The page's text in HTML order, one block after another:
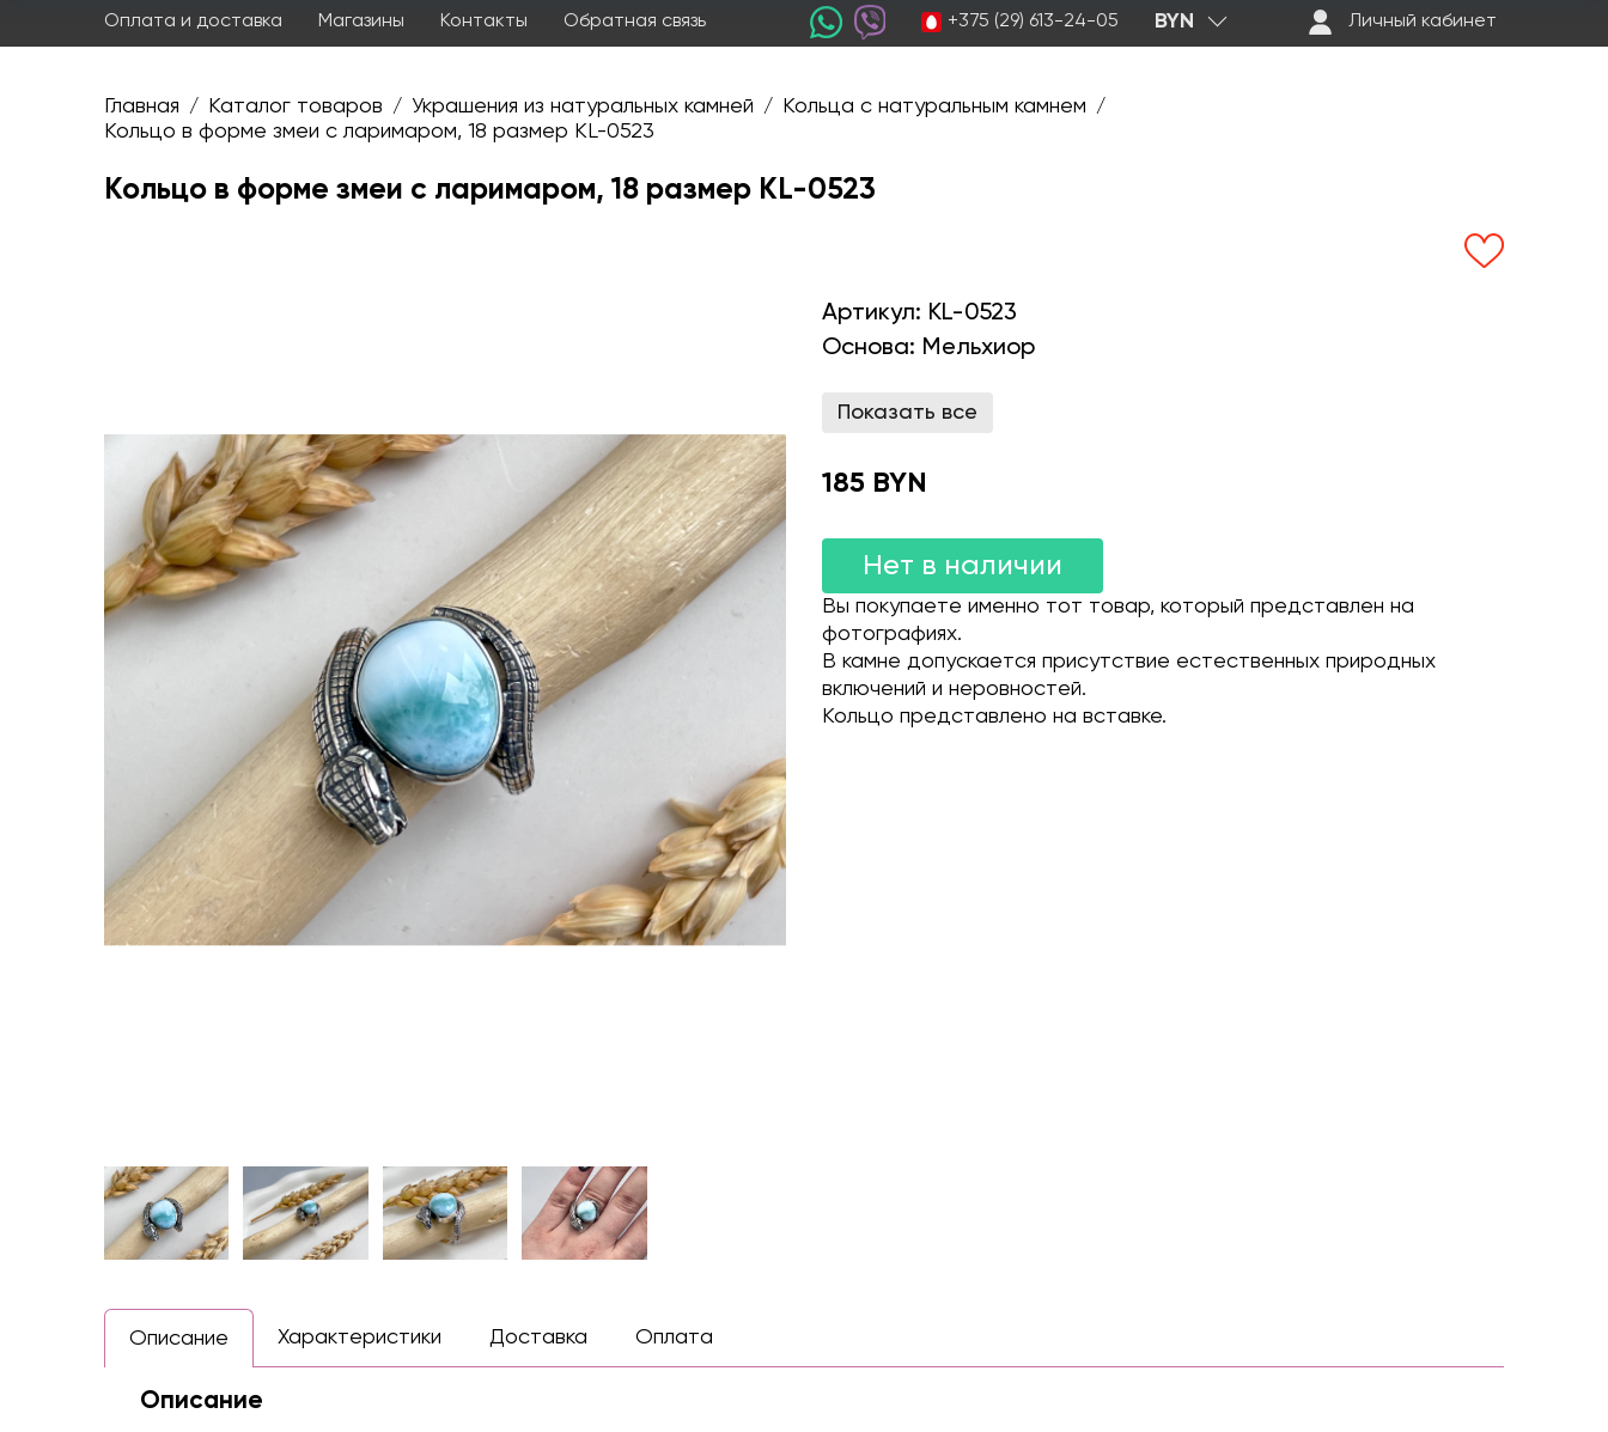
Оплата и доставка Магазины Контакты Обратная связь +375 (29) 613-24-05 BYN Личный кабинет
Главная / Каталог товаров / Украшения из натуральных камней / Кольца с натуральным камнем /
Кольцо в форме змеи с ларимаром, 18 размер KL-0523
Кольцо в форме змеи с ларимаром, 18 размер KL-0523
Артикул: KL-0523
Основа: Мельхиор
Показать все
185 BYN
Нет в наличии
Вы покупаете именно тот товар, который представлен на
фотографиях.
В камне допускается присутствие естественных природных
включений и неровностей.
Кольцо представлено на вставке.
Описание Характеристики Доставка Оплата
Описание